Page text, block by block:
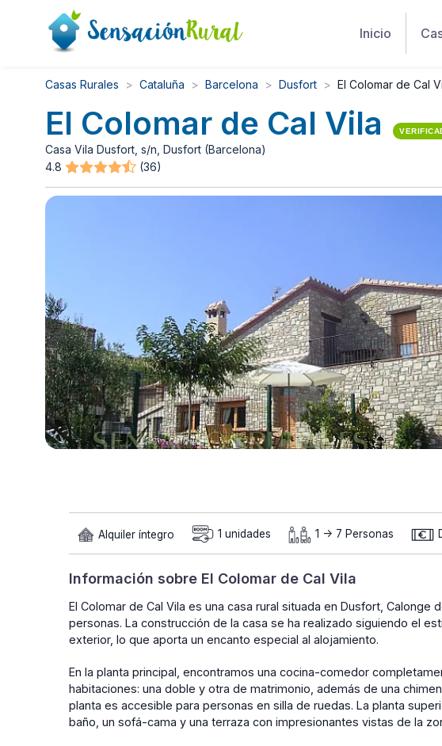
Inicio
Casas Rurales Cataluña Barcelona Dusfort El Colomar de Cal
El Colomar de Cal Vila
Casa Vila Dusfort, s/n, Dusfort (Barcelona)
4.8
(36)
Alquiler íntegro 1 unidades 1 -> 7 Personas
Información sobre El Colomar de Cal Vila
El Colomar de Cal Vila es una casa rural situada en Dusfort, Calonge
personas. La construcción de la casa se ha realizado siguiendo el
exterior, lo que aporta un encanto especial al alojamiento.
En la planta principal, encontramos una cocina-comedor
habitaciones: una doble y otra de matrimonio, además de una
planta es accesible para personas en silla de ruedas. La planta
baño, un sofá-cama y una terraza con impresionantes vistas de la